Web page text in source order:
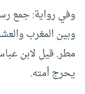
وفي رواية: جمع
وبين المغرب
مطر. قيل لابن
يحرج أمته.